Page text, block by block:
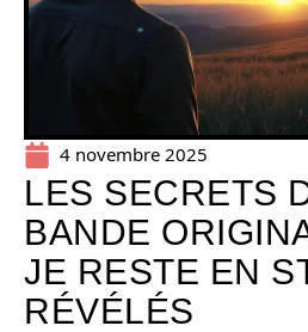
4 novembre 2025
LES SECRETS
BANDE
JE RESTE EN
RÉVÉLÉS